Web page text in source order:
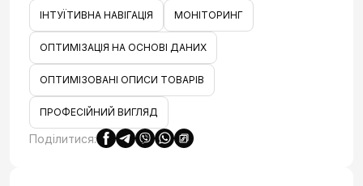
ІНТУЇТИВНА НАВІГАЦІЯ МОНІТОРИНГ
ОПТИМІЗАЦІЯ НА ОСНОВІ ДАНИХ
ОПТИМІЗОВАНІ ОПИСИ ТОВАРІВ
ПРОФЕСІЙНИЙ ВИГЛЯД
Поділитися: